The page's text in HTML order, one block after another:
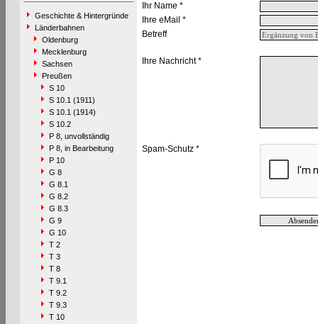
Geschichte & Hintergründe
Länderbahnen
Oldenburg
Mecklenburg
Sachsen
Preußen
S 10
S 10.1 (1911)
S 10.1 (1914)
S 10.2
P 8, unvollständig
P 8, in Bearbeitung
P 10
G 8
G 8.1
G 8.2
G 8.3
G 9
G 10
T 2
T 3
T 8
T 9.1
T 9.2
T 9.3
T 10
Ihr Name *
Ihre eMail *
Betreff
Ihre Nachricht *
Spam-Schutz *